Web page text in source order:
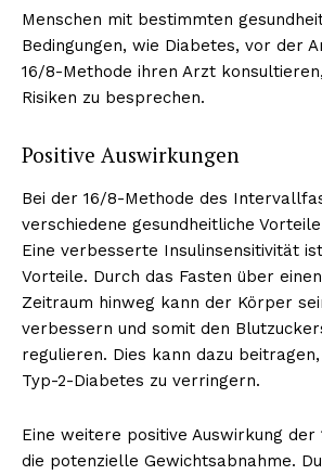
Menschen mit bestimmten
Bedingungen, wie Diabetes, vor der
16/8-Methode ihren Arzt
Risiken zu besprechen.
Positive Auswirkungen
Bei der 16/8-Methode des
verschiedene gesundheitliche
Eine verbesserte Insulinsensitivität
Vorteile. Durch das Fasten über
Zeitraum hinweg kann der Körper
verbessern und somit den
regulieren. Dies kann dazu
Typ-2-Diabetes zu verringern.
Eine weitere positive Auswirkung
die potenzielle Gewichtsabnahme.